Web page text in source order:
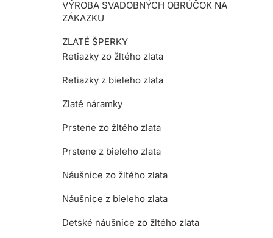
VÝROBA SVADOBNÝCH OBRÚČOK NA
ZÁKAZKU
ZLATÉ ŠPERKY
Retiazky zo žltého zlata
Retiazky z bieleho zlata
Zlaté náramky
Prstene zo žltého zlata
Prstene z bieleho zlata
Náušnice zo žltého zlata
Náušnice z bieleho zlata
Detské náušnice zo žltého zlata